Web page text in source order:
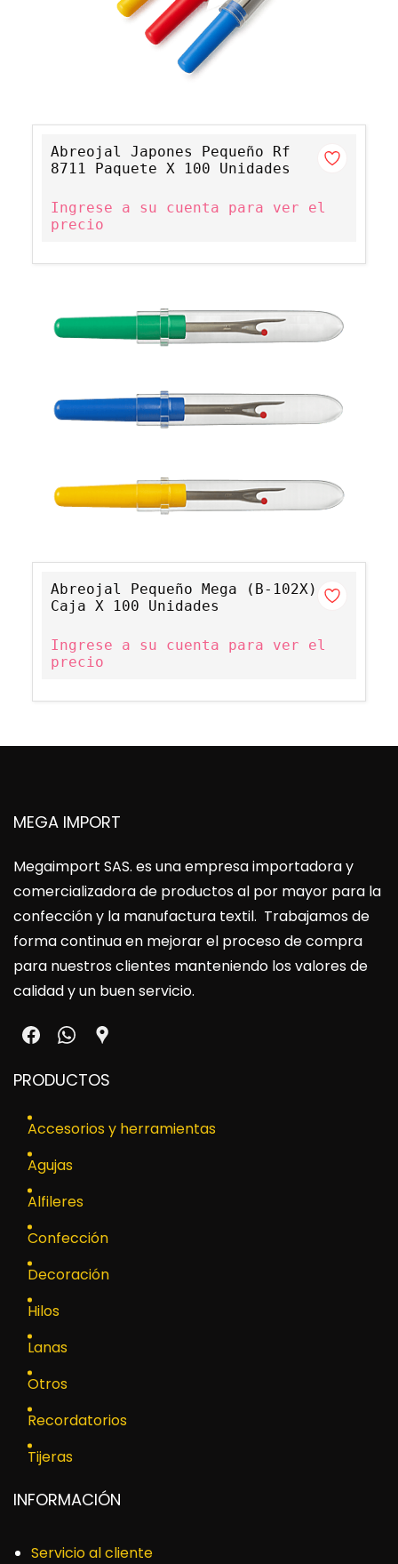
Abreojal Japones Pequeño Rf
8711 Paquete X 100 Unidades
Ingrese a su cuenta para ver el
precio
Abreojal Pequeño Mega (B-102X)
Caja X 100 Unidades
Ingrese a su cuenta para ver el
precio
MEGA IMPORT
Megaimport SAS. es una empresa importadora y
comercializadora de productos al por mayor para la
confección y la manufactura textil. Trabajamos de
forma continua en mejorar el proceso de compra
para nuestros clientes manteniendo los valores de
calidad y un buen servicio.
PRODUCTOS
Accesorios y herramientas
Agujas
Alfileres
Confección
Decoración
Hilos
Lanas
Otros
Recordatorios
Tijeras
INFORMACIÓN
Servicio al cliente